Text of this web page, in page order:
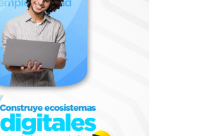
Outlook Live